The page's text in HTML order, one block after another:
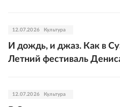
12.07.2026 Культура
И дождь, и джаз. Как в
Летний фестиваль
12.07.2026 Культура